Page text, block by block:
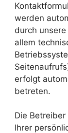
werden
durch
allem
erfolgt
betreten.
Die
Ihrer